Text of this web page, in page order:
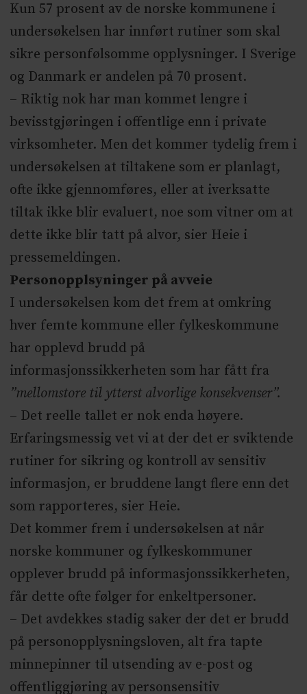
Kun 57 prosent av de norske kommunene i
undersøkelsen har innført rutiner som skal
sikre personfølsomme opplysninger. I Sverige
og Danmark er andelen på 70 prosent.
– Riktig nok har man kommet lengre i
bevisstgjøringen i offentlige enn i private
virksomheter. Men det kommer tydelig frem i
undersøkelsen at tiltakene som er planlagt,
ofte ikke gjennomføres, eller at iverksatte
tiltak ikke blir evaluert, noe som vitner om at
dette ikke blir tatt på alvor, sier Heie i
pressemeldingen.
Personopplsyninger på avveie
I undersøkelsen kom det frem at omkring
hver femte kommune eller fylkeskommune
har opplevd brudd på
informasjonssikkerheten som har fått fra
”mellomstore til ytterst alvorlige konsekvenser”.
– Det reelle tallet er nok enda høyere.
Erfaringsmessig vet vi at der det er sviktende
rutiner for sikring og kontroll av sensitiv
informasjon, er bruddene langt flere enn det
som rapporteres, sier Heie.
Det kommer frem i undersøkelsen at når
norske kommuner og fylkeskommuner
opplever brudd på informasjonssikkerheten,
får dette ofte følger for enkeltpersoner.
– Det avdekkes stadig saker der det er brudd
på personopplysningsloven, alt fra tapte
minnepinner til utsending av e-post og
offentliggjøring av personsensitiv